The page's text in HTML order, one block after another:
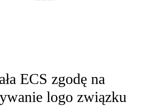
ECS zgodę na
logo związku